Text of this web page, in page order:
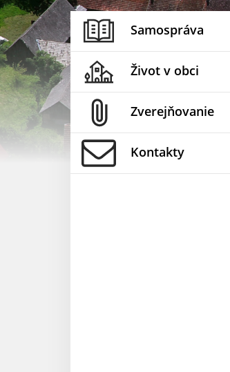
Samospráva
Život v obci
Zverejňovanie
Kontakty